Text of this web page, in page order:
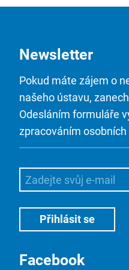
Newsletter
Pokud máte zájem o
našeho ústavu,
Odesláním formuláře
zpracováním osobních
Facebook